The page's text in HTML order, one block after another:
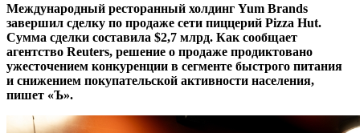
Международный ресторанный холдинг Yum Brands
завершил сделку по продаже сети пиццерий Pizza Hut.
Сумма сделки составила $2,7 млрд. Как сообщает
агентство Reuters, решение о продаже продиктовано
ужесточением конкуренции в сегменте быстрого питания
и снижением покупательской активности населения,
пишет «Ъ».